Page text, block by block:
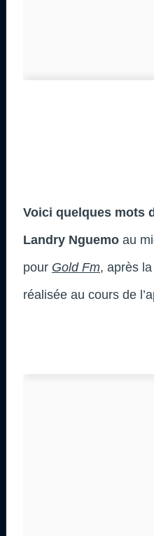
Voici quelques mots
Landry Nguemo au
pour Gold Fm, après
réalisée au cours de